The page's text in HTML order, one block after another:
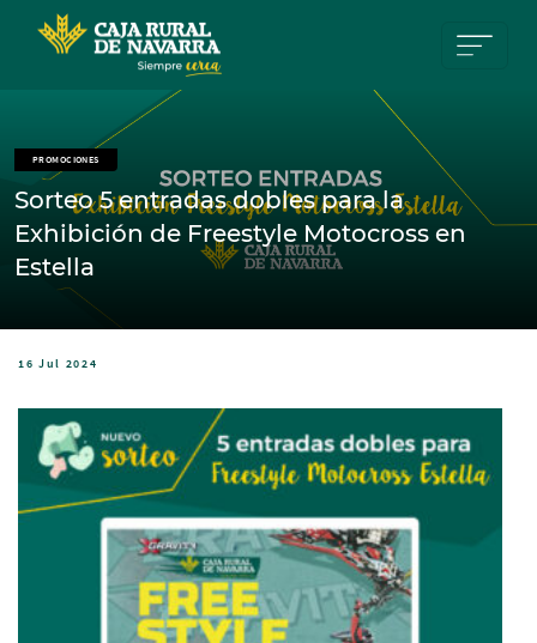
PROMOCIONES
Sorteo 5 entradas dobles para la
Exhibición de Freestyle Motocross en
Estella
16 Jul 2024